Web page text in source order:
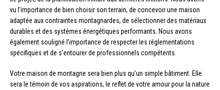
vu l’importance de bien choisir son terrain, de concevoir une maison
adaptée aux contraintes montagnardes, de sélectionner des matériaux
durables et des systèmes énergétiques performants. Nous avons
également souligné l’importance de respecter les réglementations
spécifiques et de s’entourer de professionnels compétents.
Votre maison de montagne sera bien plus qu’un simple bâtiment. Elle
sera le témoin de vos aspirations, le reflet de votre amour pour la nature